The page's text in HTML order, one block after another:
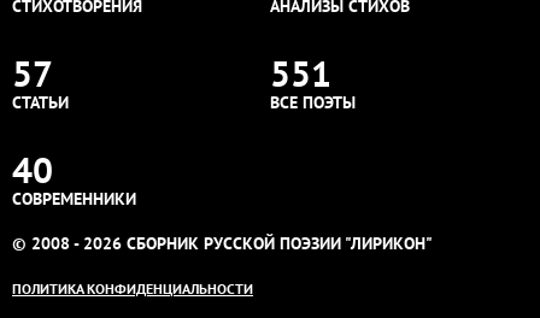
СТИХОТВОРЕНИЯ АНАЛИЗЫ СТИХОВ
57
СТАТЬИ
551
ВСЕ ПОЭТЫ
40
СОВРЕМЕННИКИ
© 2008 - 2026 СБОРНИК РУССКОЙ ПОЭЗИИ "ЛИРИКОН"
ПОЛИТИКА КОНФИДЕНЦИАЛЬНОСТИ